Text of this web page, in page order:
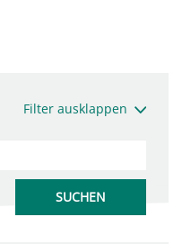
Filter ausklappen